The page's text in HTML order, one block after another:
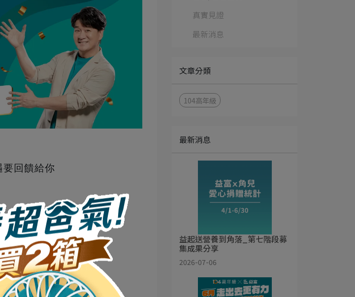
要回饋給你
真實見證
最新消息
文章分類
104高年級
最新消息
益起送營養到角落_第七階段募
集成果分享
2026-07-06